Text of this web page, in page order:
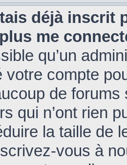
déjà inscrit
me
qu’un
votre compte
de
qui n’ont rien
la taille de
vous à